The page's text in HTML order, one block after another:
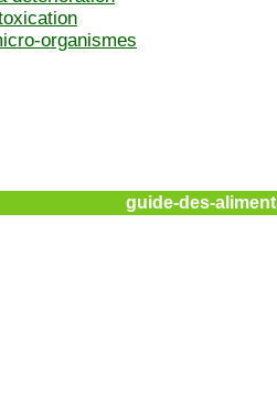
organismes
guide-des-